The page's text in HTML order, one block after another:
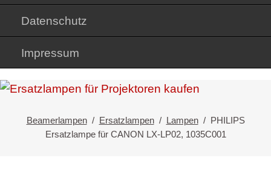
Datenschutz
Impressum
Beamerlampen Ersatzlampen Lampen
PHILIPS
Ersatzlampe für CANON LX-LP02, 1035C001